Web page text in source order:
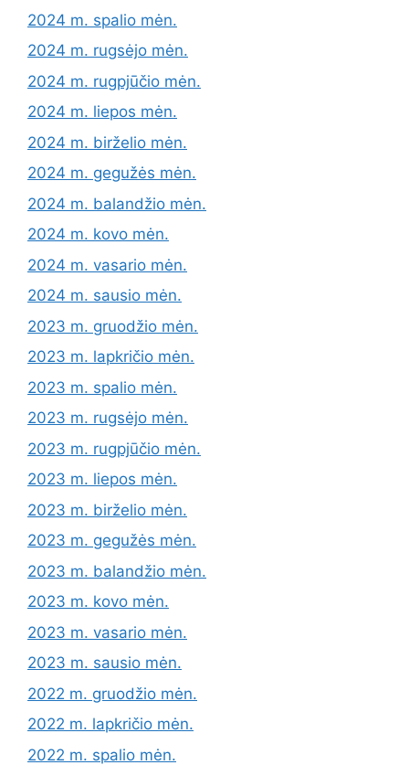
2024 m. spalio mėn.
2024 m. rugsėjo mėn.
2024 m. rugpjūčio mėn.
2024 m. liepos mėn.
2024 m. birželio mėn.
2024 m. gegužės mėn.
2024 m. balandžio mėn.
2024 m. kovo mėn.
2024 m. vasario mėn.
2024 m. sausio mėn.
2023 m. gruodžio mėn.
2023 m. lapkričio mėn.
2023 m. spalio mėn.
2023 m. rugsėjo mėn.
2023 m. rugpjūčio mėn.
2023 m. liepos mėn.
2023 m. birželio mėn.
2023 m. gegužės mėn.
2023 m. balandžio mėn.
2023 m. kovo mėn.
2023 m. vasario mėn.
2023 m. sausio mėn.
2022 m. gruodžio mėn.
2022 m. lapkričio mėn.
2022 m. spalio mėn.